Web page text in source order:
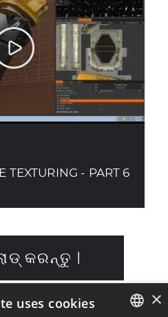
TEXTURING - PART 6
କରନ୍ତୁ |
×
uses cookies